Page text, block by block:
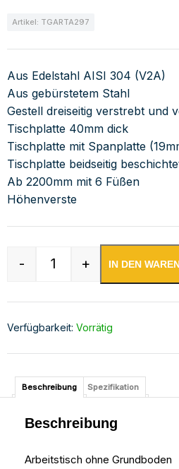
Artikel: TGARTA297
Aus Edelstahl AISI 304 (V2A)
Aus gebürstetem Stahl
Gestell dreiseitig verstrebt und
Tischplatte 40mm dick
Tischplatte mit Spanplatte
Tischplatte beidseitig
Ab 2200mm mit 6 Füßen
Höhenverste
Edelstahl Arbeitstisch
- + IN DEN
Verfügbarkeit: Vorrätig
Beschreibung Spezifikation
Beschreibung
Arbeitstisch ohne Grundboden